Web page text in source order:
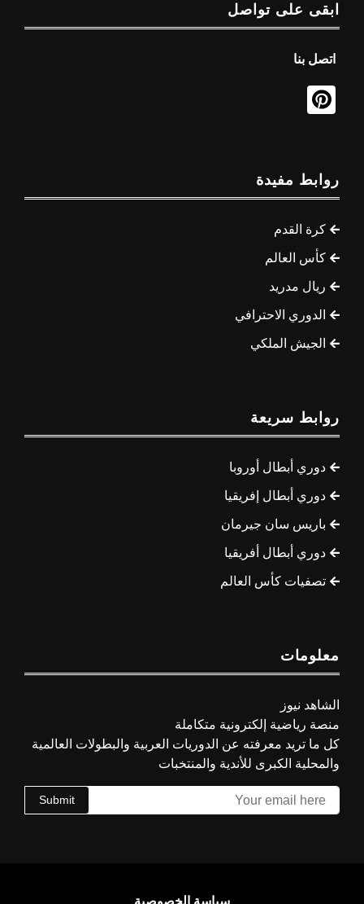
ابقى على تواصل
اتصل بنا
روابط مفيدة
كرة القدم
كأس العالم
ريال مدريد
الدوري الاحترافي
الجيش الملكي
روابط سريعة
دوري أبطال أوروبا
دوري أبطال إفريقيا
باريس سان جيرمان
دوري أبطال أفريقيا
تصفيات كأس العالم
معلومات
الشاهد نيوز
منصة رياضية إلكترونية متكاملة
كل ما تريد معرفته عن الدوريات العربية والبطولات العالمية
والمحلية الكبرى للأندية والمنتخبات
Submit